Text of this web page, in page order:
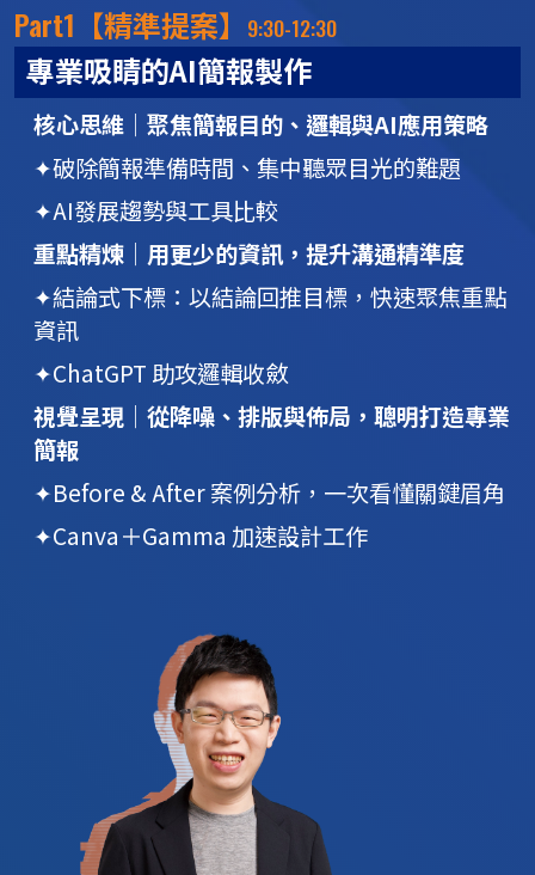
Part1 【精準提案】 9:30-12:30
專業吸睛的AI簡報製作
核心思維│ 聚焦簡報目的、邏輯與AI應用策略
✦破除簡報準備時間、集中聽眾目光的難題
✦AI發展趨勢與工具比較
重點精煉│ 用更少的資訊，提升溝通精準度
✦結論式下標：以結論回推目標，快速聚焦重點
資訊
✦ChatGPT 助攻邏輯收斂
視覺呈現│ 從降噪、排版與佈局，聰明打造專業
簡報
✦Before & After 案例分析，一次看懂關鍵眉角
✦Canva＋Gamma 加速設計工作